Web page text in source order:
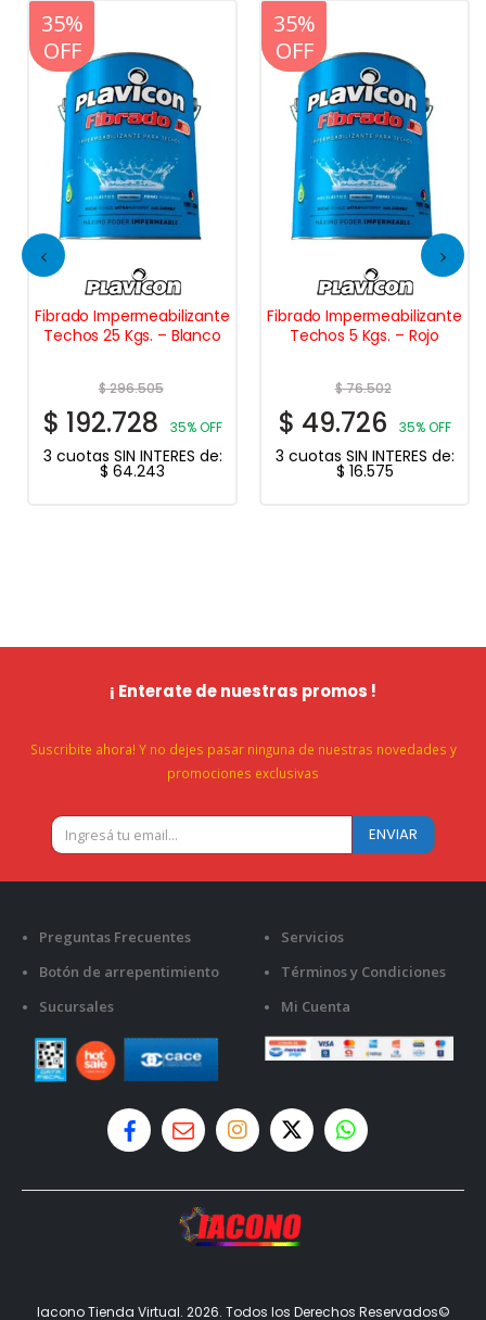
20%
OFF
35%
OFF
Fibrado Impermeabilizante
Techos 25 Kgs. – Blanco
$296.505
$ 192.728 35% OFF
3 cuotas SIN INTERES de:
$ 64.243
20%
OFF
35%
OFF
Fibrado Impermeabilizante
Techos 5 Kgs. – Rojo
$76.502
$ 49.726 35% OFF
3 cuotas SIN INTERES de:
$ 16.575
¡ Enterate de nuestras promos !
Suscribite ahora! Y no dejes pasar ninguna de nuestras novedades y
promociones exclusivas
Preguntas Frecuentes
Botón de arrepentimiento
Sucursales
Servicios
Términos y Condiciones
Mi Cuenta
Iacono Tienda Virtual. 2026. Todos los Derechos Reservados©